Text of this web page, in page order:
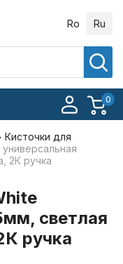
Ro Ru
0
Кисточки для
универсальная
2К ручка
светлая
ручка